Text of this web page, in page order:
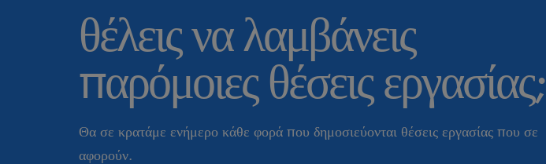
θέλεις να λαμβάνεις
παρόμοιες θέσεις εργασίας;
Θα σε κρατάμε ενήμερο κάθε φορά που δημοσιεύονται θέσεις εργασίας που σε
αφορούν.